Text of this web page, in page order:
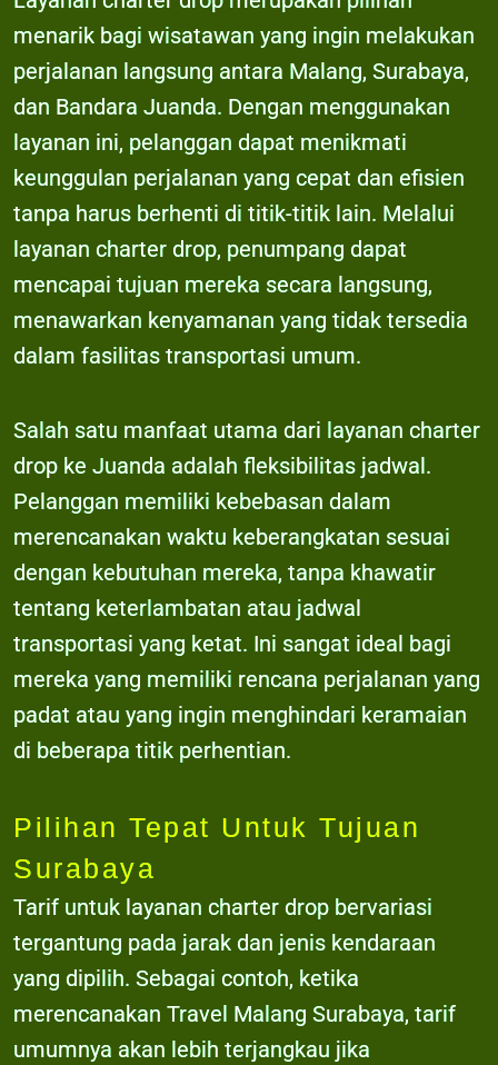
menarik bagi wisatawan yang ingin melakukan
perjalanan langsung antara Malang, Surabaya,
dan Bandara Juanda. Dengan menggunakan
layanan ini, pelanggan dapat menikmati
keunggulan perjalanan yang cepat dan efisien
tanpa harus berhenti di titik-titik lain. Melalui
layanan charter drop, penumpang dapat
mencapai tujuan mereka secara langsung,
menawarkan kenyamanan yang tidak tersedia
dalam fasilitas transportasi umum.
Salah satu manfaat utama dari layanan charter
drop ke Juanda adalah fleksibilitas jadwal.
Pelanggan memiliki kebebasan dalam
merencanakan waktu keberangkatan sesuai
dengan kebutuhan mereka, tanpa khawatir
tentang keterlambatan atau jadwal
transportasi yang ketat. Ini sangat ideal bagi
mereka yang memiliki rencana perjalanan yang
padat atau yang ingin menghindari keramaian
di beberapa titik perhentian.
Pilihan Tepat Untuk Tujuan
Surabaya
Tarif untuk layanan charter drop bervariasi
tergantung pada jarak dan jenis kendaraan
yang dipilih. Sebagai contoh, ketika
merencanakan Travel Malang Surabaya, tarif
umumnya akan lebih terjangkau jika